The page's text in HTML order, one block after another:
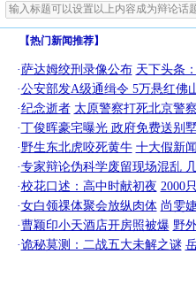
【热门新闻推荐】
·萨达姆绞刑录像公布 天下头条
·公安部发A级通缉令 5万悬红佛
·纪念逝者 太原警察打死北京警
·丁俊晖豪宅曝光 政府免费送别
·野生东北虎咬死黄牛 十大假新
·专家辩论伪科学废留现场混乱
·校花口述：高中时献初夜 2000
·女白领祼体聚会放纵肉体 尚雯
·曹颖印小天酒店开房照被爆 野
·诡秘莫测：二战五大未解之谜
[圣诞节]
你太多，
要平安！
[圣诞节]
能正大光
天都要快